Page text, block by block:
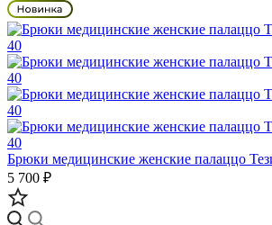
Брюки медицинские женские палаццо
5 700 ₽